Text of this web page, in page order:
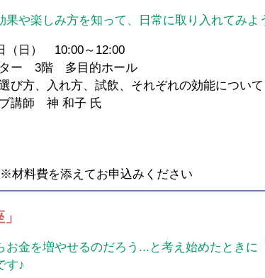
や楽しみ方を知って、日常に取り入れてみよ
日） 10:00～12:00
ー 3階 多目的ホール
、入れ方、試飲、それぞれの効能について
師 神 和子 氏
料費を添えてお申込みください​
お金を増やせるのだろう...と考え始めたときに
す♪